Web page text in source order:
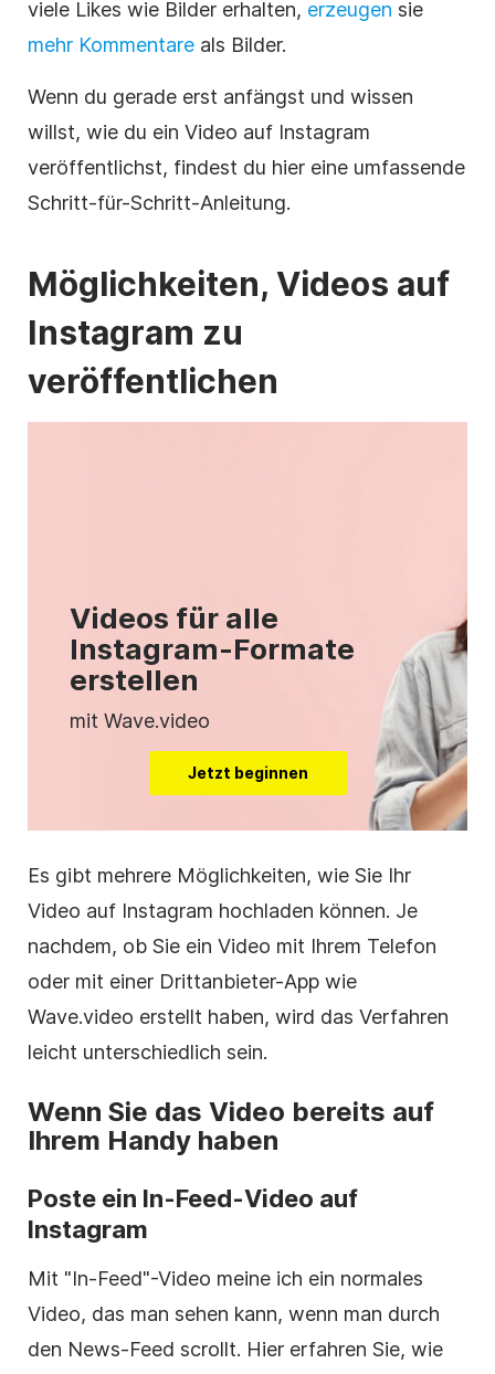
viele Likes wie Bilder erhalten, erzeugen sie
mehr Kommentare als Bilder.
Wenn du gerade erst anfängst und wissen
willst, wie du ein Video auf Instagram
veröffentlichst, findest du hier eine umfassende
Schritt-für-Schritt-Anleitung.
Möglichkeiten, Videos auf
Instagram zu
veröffentlichen
Videos für alle
Instagram-Formate
erstellen
mit Wave.video
Jetzt beginnen
Es gibt mehrere Möglichkeiten, wie Sie Ihr
Video auf Instagram hochladen können. Je
nachdem, ob Sie ein Video mit Ihrem Telefon
oder mit einer Drittanbieter-App wie
Wave.video erstellt haben, wird das Verfahren
leicht unterschiedlich sein.
Wenn Sie das Video bereits auf
Ihrem Handy haben
Poste ein In-Feed-Video auf
Instagram
Mit "In-Feed"-Video meine ich ein normales
Video, das man sehen kann, wenn man durch
den News-Feed scrollt. Hier erfahren Sie, wie